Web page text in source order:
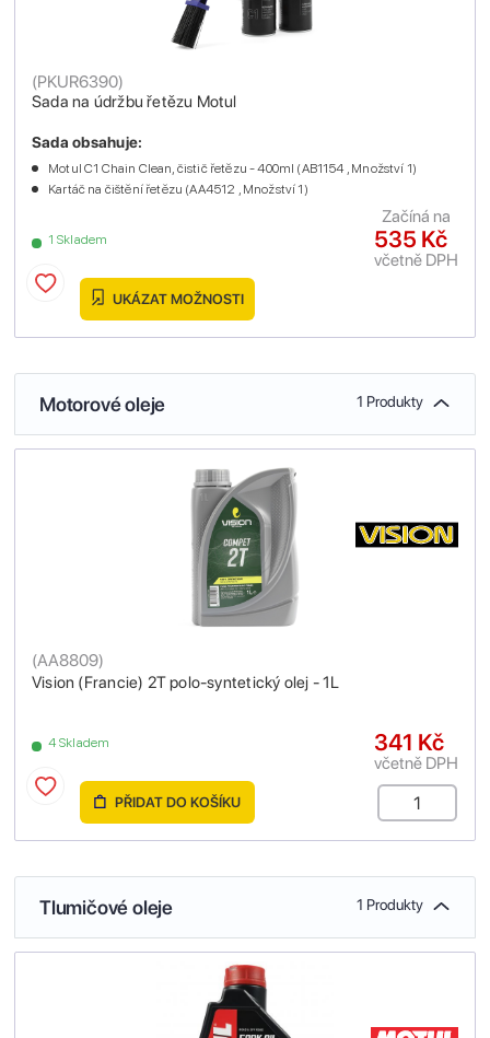
Sada na údržbu řetězu Motul
(PKUR6390)
1 Skladem
Sada obsahuje:
Motul C1 Chain Clean, čistič řetězu - 400ml (AB1154 , Množství 1)
Kartáč na čištění řetězu (AA4512 , Množství 1)
535 Kč
včetně DPH
Začíná na
UKÁZAT MOŽNOSTI
Motorové oleje 1 Produkty
Vision (Francie) 2T polo-syntetický olej - 1L
(AA8809)
4 Skladem 341 Kč
včetně DPH
PŘIDAT DO KOŠÍKU
Tlumičové oleje 1 Produkty